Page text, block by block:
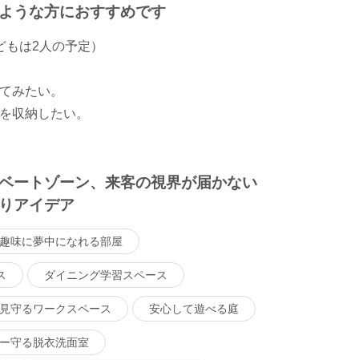
うな方におすすめです
は2人の予定）
みたい。
収納したい。
ートゾーン、来客の視界が届かない
アイデア
趣味に夢中になれる部屋
ダイニング学習スペース
見守るワークスペース 安心して遊べる庭
守る脱衣洗面室